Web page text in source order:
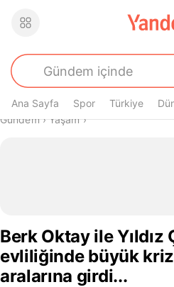
Ana Sayfa Spor Türkiye
Buradasın
Gündem› Yaşam›
Berk Oktay ile Yıldız
evliliğinde büyük
aralarına girdi...